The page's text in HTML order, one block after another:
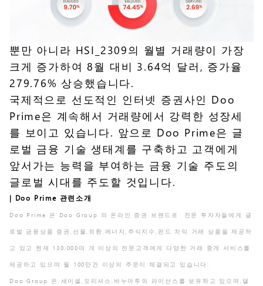
뿐만 아니라 HSI_2309의 월별 거래량이 가장
크게 증가하여 8월 대비 3.64억 달러, 증가율
279.76% 상승했습니다.
국제적으로 선도적인 인터넷 증권사인 Doo
Prime은 계속해서 거래량에서 강력한 성장세
를 보이고 있습니다. 앞으로 Doo Prime은 글
로벌 금융 기술 생태계를 구축하고 고객에게
앞서가는 능력을 부여하는 금융 기술 주도의
글로벌 시대를 주도할 것입니다.
| Doo Prime 관련소개
Doo Prime 은 Doo Group 의 온라인 증권 브랜드로 전문 투자자들에게 글
로벌 금융상품 증권,선물,외환,에너지,주식지수,펀드 차익 거래 상품을 제공하
고 있고 현재 130,000여 개 이상의 전문고객에게 다양한 거래 중개 서비스를
제공하고 있으며 월 100만건 이상의 주문이 체결되고 있습니다.
Doo Group 은 세이셸,모리셔스,바누아투의 라이선스를 보유하고 있으며,댈